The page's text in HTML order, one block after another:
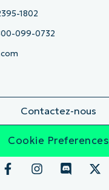
1802
099-0732
Contactez-nous
Cookie Preferences